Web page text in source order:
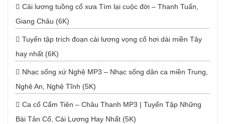
Cải lương tuồng cổ xưa Tìm lại cuộc đời – Thanh Tuấn,
Giang Châu (6K)
Tuyển tập trích đoạn cải lương vọng cổ hơi dài miền Tây
hay nhất (6K)
Nhạc sống xứ Nghệ MP3 – Nhạc sống dân ca miền Trung,
Nghệ An, Nghệ Tĩnh (5K)
Ca cổ Cẩm Tiên – Châu Thanh MP3 | Tuyển Tập Những
Bài Tân Cổ, Cải Lương Hay Nhất (5K)